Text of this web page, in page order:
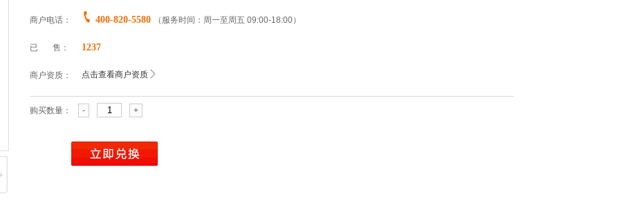
商户电话： 400-820-5580 （服务时间：周一至周五 09:00-18:00）
已 售： 1237
商户资质： 点击查看商户资质
购买数量： - +